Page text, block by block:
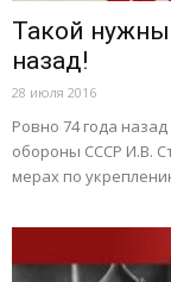
Такой
назад!
28 июля 2016
Ровно 74 года
обороны СССР И.В.
мерах по